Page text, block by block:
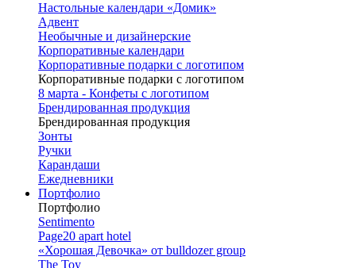
Настольные календари «Домик»
Адвент
Необычные и дизайнерские
Корпоративные календари
Корпоративные подарки с логотипом
Корпоративные подарки с логотипом
8 марта - Конфеты с логотипом
Брендированная продукция
Брендированная продукция
Зонты
Ручки
Карандаши
Ежедневники
Портфолио
Портфолио
Sentimento
Page20 apart hotel
«Хорошая Девочка» от bulldozer group
The Toy